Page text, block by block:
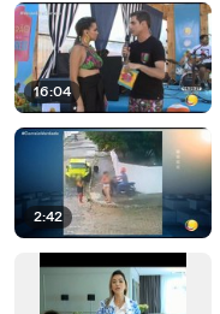
16:04
2:42